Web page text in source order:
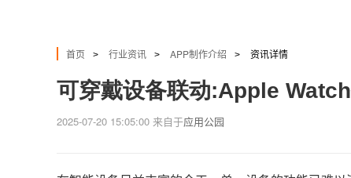
首页 > 行业资讯 > APP制作介绍 > 资讯详情
可穿戴设备联动:Apple
2025-07-20 15:05:00 来自于应用公园